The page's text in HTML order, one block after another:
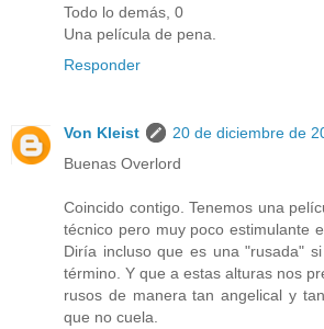
Todo lo demás, 0
Una película de pena.
Responder
Von Kleist
20 de diciembre de
Buenas Overlord
Coincido contigo. Tenemos una
técnico pero muy poco estimulante
Diría incluso que es una "rusada"
término. Y que a estas alturas nos
rusos de manera tan angelical y
que no cuela.